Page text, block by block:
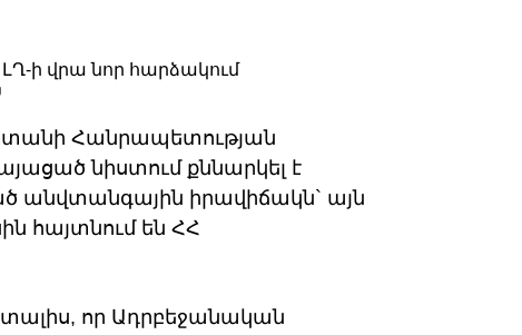
Հանրապետության
նիստում քննարկել է
անվտանգային իրավիճակն` այն
հայտնում են ՀՀ
է տալիս, որ Ադրբեջանական